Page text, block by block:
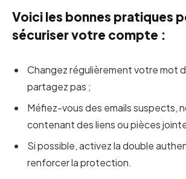
Voici les bonnes pratiques
sécuriser votre compte :
Changez régulièrement votre mot
partagez pas ;
Méfiez-vous des emails suspects,
contenant des liens ou pièces
Si possible, activez la double
renforcer la protection.